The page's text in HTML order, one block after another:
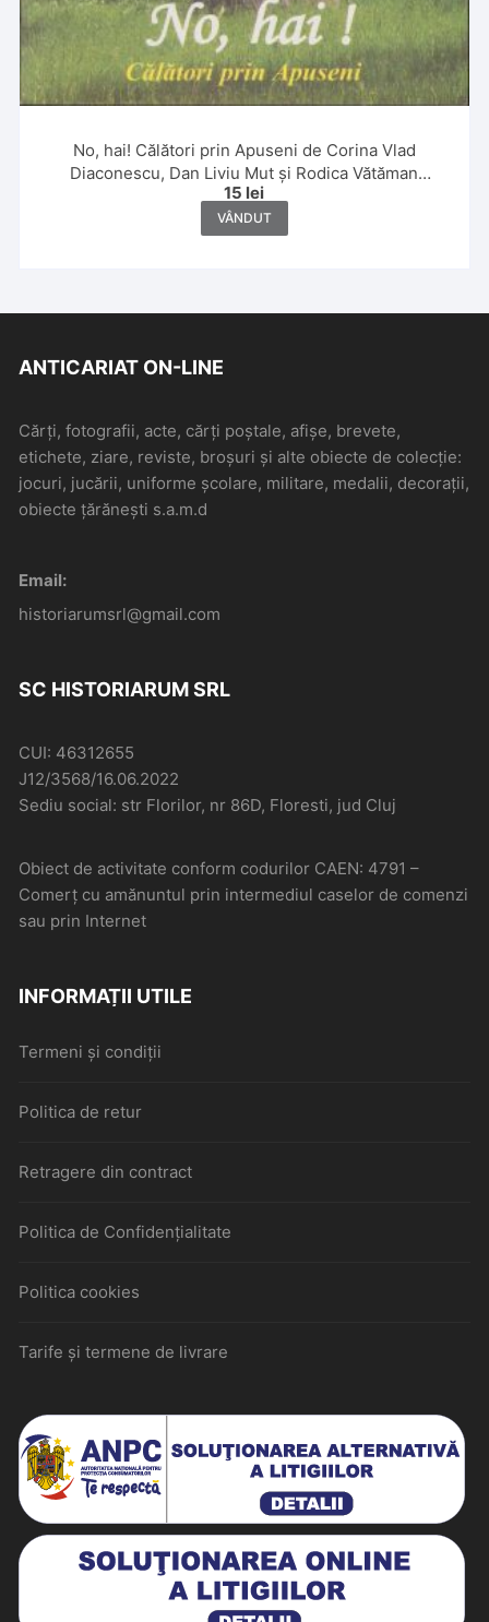
No, hai! Călători prin Apuseni de Corina Vlad
Diaconescu, Dan Liviu Mut și Rodica Vătăman
Subțirelu, 2007
15 lei
VÂNDUT
ANTICARIAT ON-LINE
Cărți, fotografii, acte, cărți poștale, afișe, brevete,
etichete, ziare, reviste, broșuri și alte obiecte de colecție:
jocuri, jucării, uniforme școlare, militare, medalii, decorații,
obiecte țărănești s.a.m.d
Email:
historiarumsrl@gmail.com
SC HISTORIARUM SRL
CUI: 46312655
J12/3568/16.06.2022
Sediu social: str Florilor, nr 86D, Floresti, jud Cluj
Obiect de activitate conform codurilor CAEN: 4791 –
Comerţ cu amănuntul prin intermediul caselor de comenzi
sau prin Internet
INFORMAȚII UTILE
Termeni și condiții
Politica de retur
Retragere din contract
Politica de Confidențialitate
Politica cookies
Tarife și termene de livrare